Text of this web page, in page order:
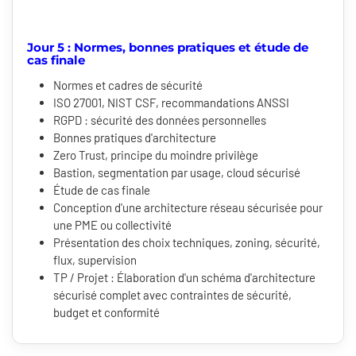
Jour 5 : Normes, bonnes pratiques et étude de
cas finale
Normes et cadres de sécurité
ISO 27001, NIST CSF, recommandations ANSSI
RGPD : sécurité des données personnelles
Bonnes pratiques d'architecture
Zero Trust, principe du moindre privilège
Bastion, segmentation par usage, cloud sécurisé
Étude de cas finale
Conception d'une architecture réseau sécurisée pour
une PME ou collectivité
Présentation des choix techniques, zoning, sécurité,
flux, supervision
TP / Projet : Élaboration d'un schéma d'architecture
sécurisé complet avec contraintes de sécurité,
budget et conformité